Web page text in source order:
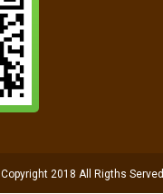
Copyright 2018 All Rigths Served